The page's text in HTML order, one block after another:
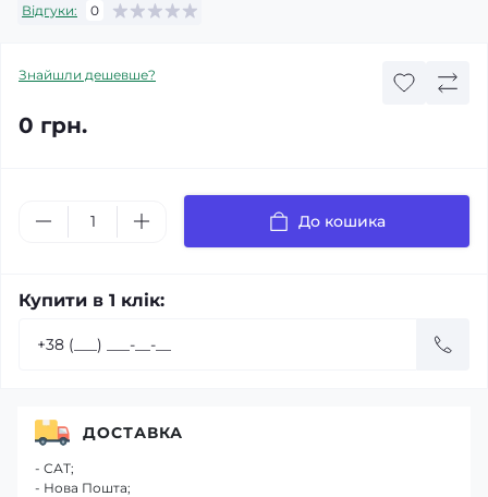
Відгуки: 0
Знайшли дешевше?
0 грн.
До кошика
Купити в 1 клік:
ДОСТАВКА
- САТ;
- Нова Пошта;